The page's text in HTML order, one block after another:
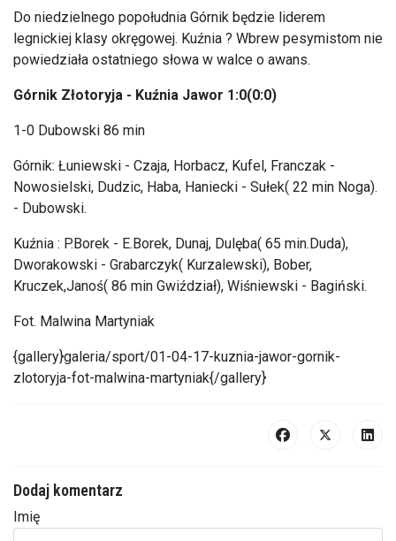
Do niedzielnego popołudnia Górnik będzie liderem
legnickiej klasy okręgowej. Kuźnia ? Wbrew pesymistom nie
powiedziała ostatniego słowa w walce o awans.
Górnik Złotoryja - Kuźnia Jawor 1:0(0:0)
1-0 Dubowski 86 min
Górnik: Łuniewski - Czaja, Horbacz, Kufel, Franczak -
Nowosielski, Dudzic, Haba, Haniecki - Sułek( 22 min Noga).
- Dubowski.
Kuźnia : P.Borek - E.Borek, Dunaj, Dulęba( 65 min.Duda),
Dworakowski - Grabarczyk( Kurzalewski), Bober,
Kruczek,Janoś( 86 min Gwiździał), Wiśniewski - Bagiński.
Fot. Malwina Martyniak
{gallery}galeria/sport/01-04-17-kuznia-jawor-gornik-
zlotoryja-fot-malwina-martyniak{/gallery}
Dodaj komentarz
Imię